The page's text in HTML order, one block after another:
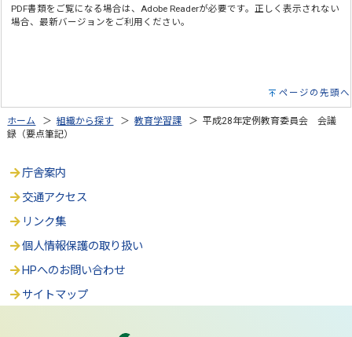
PDF書類をご覧になる場合は、Adobe Readerが必要です。正しく表示されない
場合、最新バージョンをご利用ください。
ページの先頭へ
ホーム ＞組織から探す ＞教育学習課 ＞ 平成28年定例教育委員会 会議
録（要点筆記）
庁舎案内
交通アクセス
リンク集
個人情報保護の取り扱い
HPへのお問い合わせ
サイトマップ